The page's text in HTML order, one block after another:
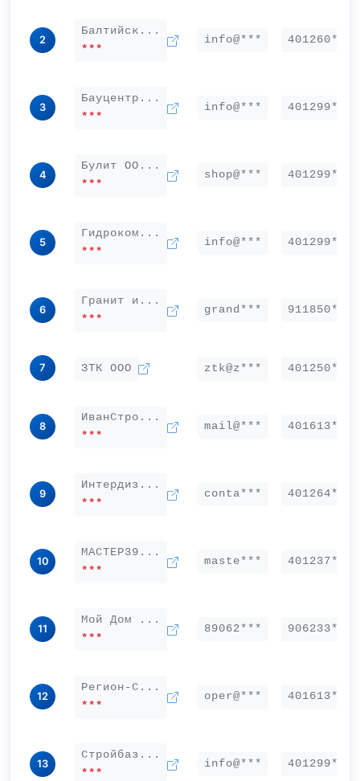
2
Балтийск...
***
info@*** 401260***
3
Бауцентр...
***
info@*** 401299***
4
Булит ОО...
***
shop@*** 401299***
5
Гидроком...
***
info@*** 401299***
6
Гранит и...
***
grand*** 911850***
7 ЗТК ООО ztk@z*** 401250***
8
ИванСтро...
***
mail@*** 401613***
9
Интердиз...
***
conta*** 401264***
10
МАСТЕР39...
***
maste*** 401237***
11
Мой Дом ...
***
89062*** 906233***
12
Регион-С...
***
oper@*** 401613***
13
Стройбаз...
***
info@*** 401299***